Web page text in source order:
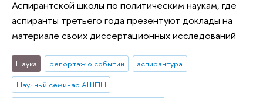
Аспирантской школы по политическим наукам, где
аспиранты третьего года презентуют доклады на
материале своих диссертационных исследований
Наука репортаж о событии
аспирантура
Научный семинар АШПН